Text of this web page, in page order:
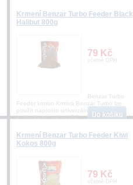
Krmení Benzar Turbo Feeder Black
Halibut 800g
79 Kč
včetně DPH
Benzar Turbo
Feeder krmivo Krmiva Benzar Turbo lze
použít naprosto univerzální, jsou to
jednoduché, ale skvělé
Krmení Benzar Turbo Feeder Kiwi
Kokos 800g
79 Kč
včetně DPH